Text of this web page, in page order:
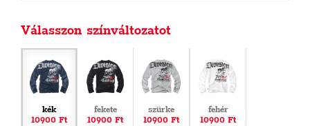
Válasszon színváltozatot
kék
10900 Ft
fekete
10900 Ft
szürke
10900 Ft
fehér
10900 Ft